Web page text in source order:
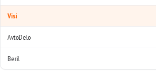
Visi
AvtoDelo
Beril